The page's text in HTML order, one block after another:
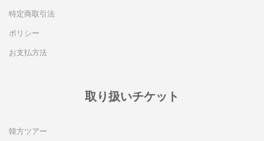
特定商取引法
ポリシー
お支払方法
取り扱いチケット
韓方ツアー